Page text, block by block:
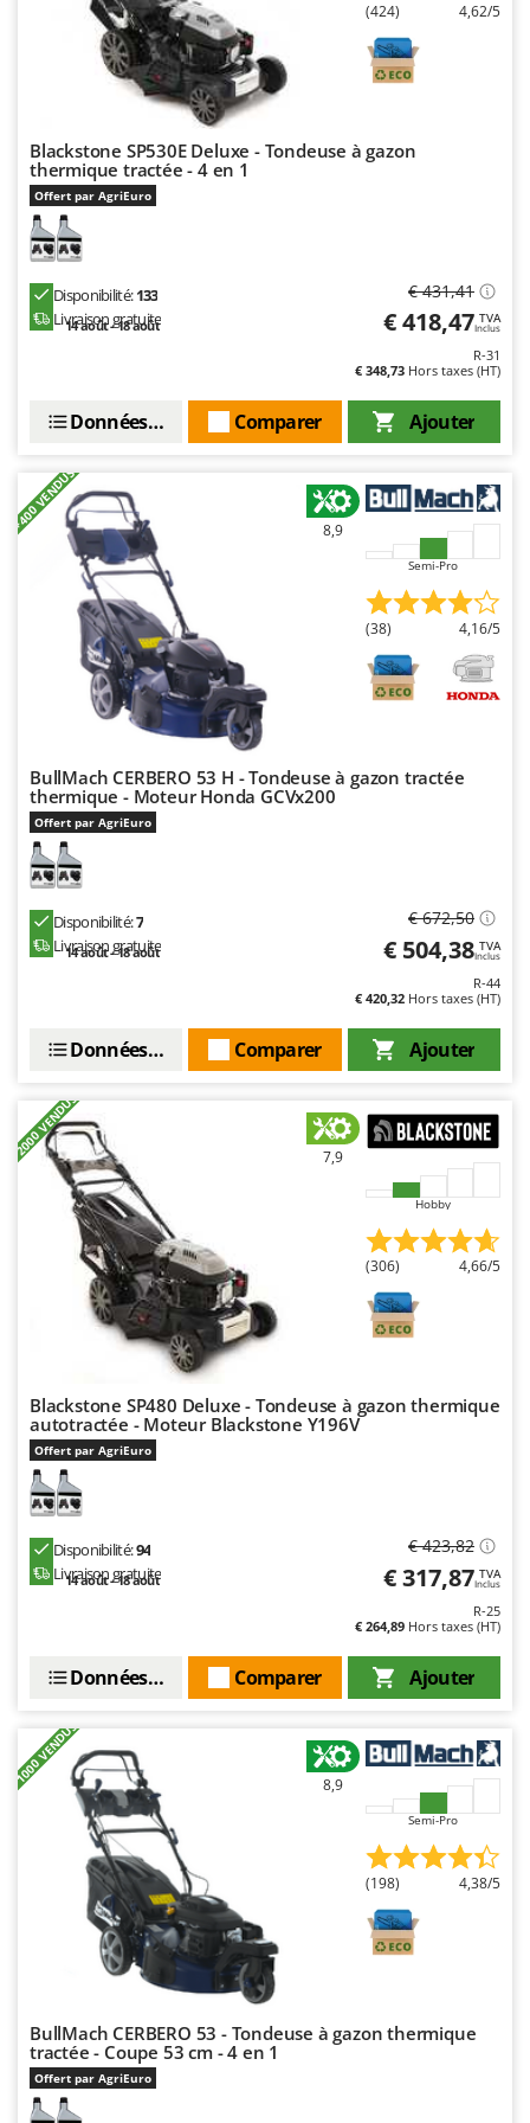
Stiga
Stocker
Sunseeker
T
Tecla
TecnoGen
Tellarini Pompe
Telwin
Tenco
Tineco
Trev - Abrek - TecnoVIR
Trotec
Troy-Bilt
Udor
Unger
Verdemax
Volpi
W
Waldner
Weber
WIDU
Wiper EcoRobot
Y Yard Force
Zanon
Zephir
ZGrills
Zodiac
Zomax
(424) 4,62/5
Blackstone SP530E Deluxe - Tondeuse à gazon
thermique tractée - 4 en 1
Offert par AgriEuro
Disponibilité:133
Livraison gratuite
14 août - 18 août
€ 431,41
€ 418,47 TVA
Inclus
R-31
€ 348,73 Hors taxes (HT)
Ajouter
Comparer
Données techniques
+400 VENDUS 8,9
Semi-Pro
(38) 4,16/5
BullMach CERBERO 53 H - Tondeuse à gazon tractée
thermique - Moteur Honda GCVx200
Offert par AgriEuro
Disponibilité:7
Livraison gratuite
14 août - 18 août
€ 672,50
€ 504,38 TVA
Inclus
R-44
€ 420,32 Hors taxes (HT)
Ajouter
Comparer
Données techniques
+2000 VENDUS 7,9
Hobby
(306) 4,66/5
Blackstone SP480 Deluxe - Tondeuse à gazon thermique
autotractée - Moteur Blackstone Y196V
Offert par AgriEuro
Disponibilité:94
Livraison gratuite
14 août - 18 août
€ 423,82
€ 317,87 TVA
Inclus
R-25
€ 264,89 Hors taxes (HT)
Ajouter
Comparer
Données techniques
+1000 VENDUS 8,9
Semi-Pro
(198) 4,38/5
BullMach CERBERO 53 - Tondeuse à gazon thermique
tractée - Coupe 53 cm - 4 en 1
Offert par AgriEuro